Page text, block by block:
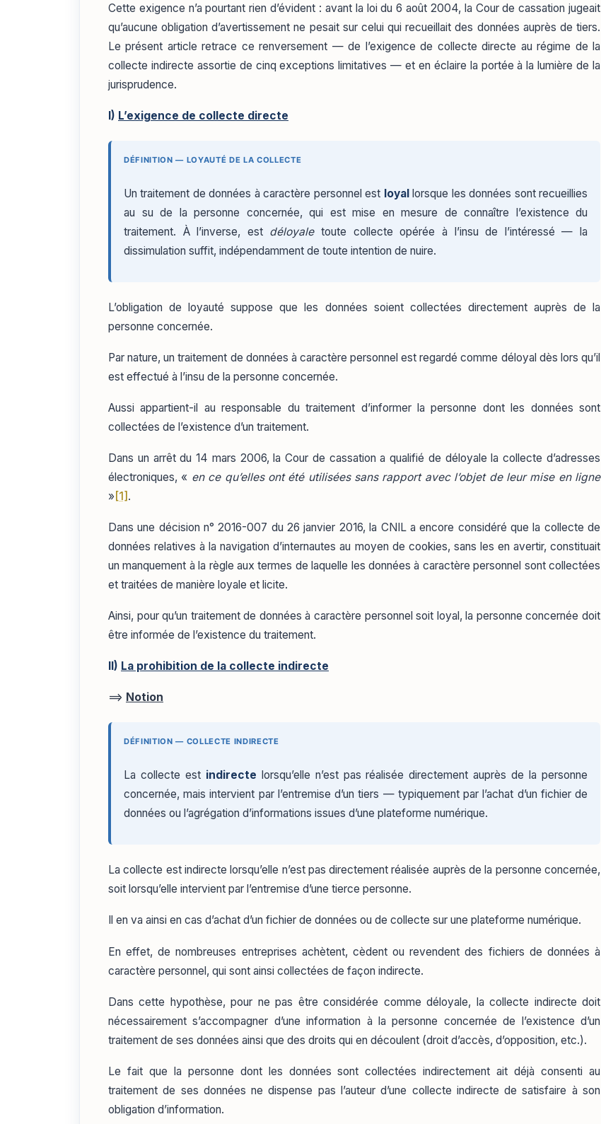
Cette exigence n’a pourtant rien d’évident : avant la loi du 6 août 2004, la Cour de cassation jugeait
qu’aucune obligation d’avertissement ne pesait sur celui qui recueillait des données auprès de tiers.
Le présent article retrace ce renversement — de l’exigence de collecte directe au régime de la
collecte indirecte assortie de cinq exceptions limitatives — et en éclaire la portée à la lumière de la
jurisprudence.
I) L’exigence de collecte directe
DÉFINITION — LOYAUTÉ DE LA COLLECTE
Un traitement de données à caractère personnel est loyallorsque les données sont recueillies
au su de la personne concernée, qui est mise en mesure de connaître l’existence du
traitement. À l’inverse, est déloyaletoute collecte opérée à l’insu de l’intéressé — la
dissimulation suffit, indépendamment de toute intention de nuire.
L’obligation de loyauté suppose que les données soient collectées directement auprès de la
personne concernée.
Par nature, un traitement de données à caractère personnel est regardé comme déloyal dès lors qu’il
est effectué à l’insu de la personne concernée.
Aussi appartient-il au responsable du traitement d’informer la personne dont les données sont
collectées de l’existence d’un traitement.
Dans un arrêt du 14 mars 2006, la Cour de cassation a qualifié de déloyale la collecte d’adresses
électroniques, « en ce qu’elles ont été utilisées sans rapport avec l’objet de leur mise en ligne
» [1] .
Dans une décision n° 2016-007 du 26 janvier 2016, la CNIL a encore considéré que la collecte de
données relatives à la navigation d’internautes au moyen de cookies, sans les en avertir, constituait
un manquement à la règle aux termes de laquelle les données à caractère personnel sont collectées
et traitées de manière loyale et licite.
Ainsi, pour qu’un traitement de données à caractère personnel soit loyal, la personne concernée doit
être informée de l’existence du traitement.
II) La prohibition de la collecte indirecte
==> Notion
DÉFINITION — COLLECTE INDIRECTE
La collecte est indirecte lorsqu’elle n’est pas réalisée directement auprès de la personne
concernée, mais intervient par l’entremise d’un tiers — typiquement par l’achat d’un fichier de
données ou l’agrégation d’informations issues d’une plateforme numérique.
La collecte est indirecte lorsqu’elle n’est pas directement réalisée auprès de la personne concernée,
soit lorsqu’elle intervient par l’entremise d’une tierce personne.
Il en va ainsi en cas d’achat d’un fichier de données ou de collecte sur une plateforme numérique.
En effet, de nombreuses entreprises achètent, cèdent ou revendent des fichiers de données à
caractère personnel, qui sont ainsi collectées de façon indirecte.
Dans cette hypothèse, pour ne pas être considérée comme déloyale, la collecte indirecte doit
nécessairement s’accompagner d’une information à la personne concernée de l’existence d’un
traitement de ses données ainsi que des droits qui en découlent (droit d’accès, d’opposition, etc.).
Le fait que la personne dont les données sont collectées indirectement ait déjà consenti au
traitement de ses données ne dispense pas l’auteur d’une collecte indirecte de satisfaire à son
obligation d’information.